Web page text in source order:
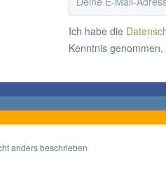
Ich habe die
Kenntnis genommen.
anders beschrieben